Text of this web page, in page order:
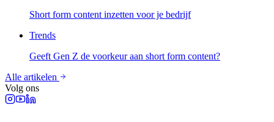
Short form content inzetten voor je bedrijf
Trends
Geeft Gen Z de voorkeur aan short form content?
Alle artikelen
Volg ons